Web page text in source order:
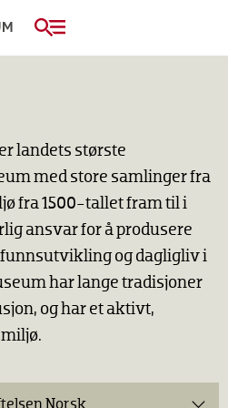
landets største
med store samlinger fra
fra 1500-tallet fram til i
ansvar for å produsere
og dagligliv i
har lange tradisjoner
og har et aktivt,
Norsk